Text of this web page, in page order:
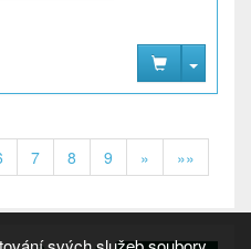
7 8 9 » »»